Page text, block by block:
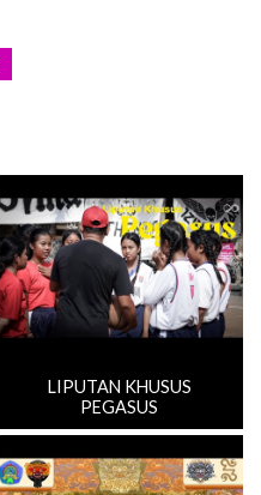
LIPUTAN KHUSUS
PEGASUS